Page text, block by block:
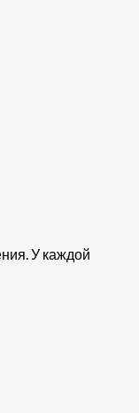
У каждой